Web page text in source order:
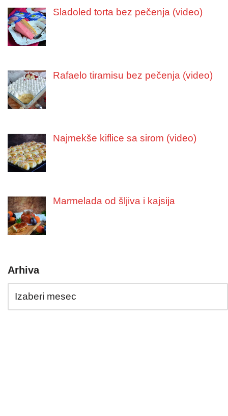
Sladoled torta bez pečenja (video)
Rafaelo tiramisu bez pečenja (video)
Najmekše kiflice sa sirom (video)
Marmelada od šljiva i kajsija
Arhiva